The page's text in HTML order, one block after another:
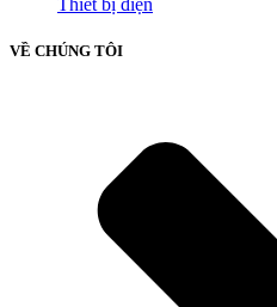
VỀ CHÚNG TÔI